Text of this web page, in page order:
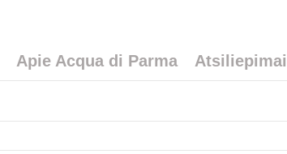
Apie Acqua di Parma Atsiliepimai